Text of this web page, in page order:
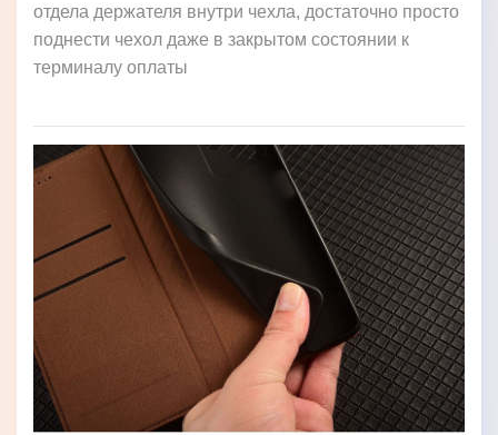
отдела держателя внутри чехла, достаточно просто
поднести чехол даже в закрытом состоянии к
терминалу оплаты